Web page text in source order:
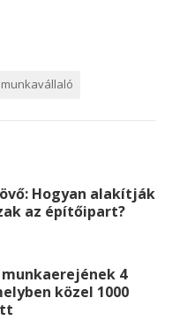
r
munkavállaló
Hogyan alakítják
az építőipart?
4
közel 1000